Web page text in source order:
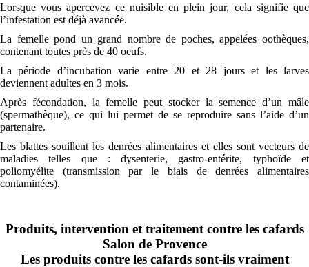
Lorsque vous apercevez ce nuisible en plein jour, cela signifie que
l’infestation est déjà avancée.
La femelle pond un grand nombre de poches, appelées oothèques,
contenant toutes près de 40 oeufs.
La période d’incubation varie entre 20 et 28 jours et les larves
deviennent adultes en 3 mois.
Après fécondation, la femelle peut stocker la semence d’un mâle
(spermathèque), ce qui lui permet de se reproduire sans l’aide d’un
partenaire.
Les blattes souillent les denrées alimentaires et elles sont vecteurs de
maladies telles que : dysenterie, gastro-entérite, typhoïde et
poliomyélite (transmission par le biais de denrées alimentaires
contaminées).
Produits, intervention et traitement contre les cafards
Salon de Provence
Les produits contre les cafards sont-ils vraiment